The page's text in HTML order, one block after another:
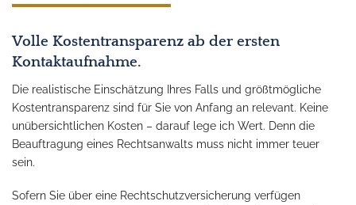
Volle Kostentransparenz ab der ersten
Kontaktaufnahme.
Die realistische Einschätzung Ihres Falls und größtmögliche
Kostentransparenz sind für Sie von Anfang an relevant. Keine
unübersichtlichen Kosten – darauf lege ich Wert. Denn die
Beauftragung eines Rechtsanwalts muss nicht immer teuer
sein.
Sofern Sie über eine Rechtschutzversicherung verfügen